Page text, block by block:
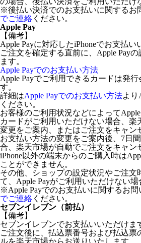
※後払い決済でのお支払いに関するお
でご連絡 ください。
Apple Pay
【備考】
Apple Payに対応したiPhoneでお支払い
ご注文を確定する直前に、Apple Pay
ます。
Apple Payでのお支払い方法
Apple Payでご利用できるカードは発
す。
詳細はApple Payでのお支払い方法より
ください。
お客様のご利用状況などによって
カードがご利用いただけない場合、楽
変更をご案内、またはご注文をキャン
お支払い方法の変更をご案内後、7日
合、楽天市場が自動でご注文をキャン
iPhone以外の端末からのご購入時は
ことができません。
その他、ショップの設定状況やご注文
て、Apple Payがご利用いただけない場
※Apple Payでのお支払いに関するお問
でご連絡 ください。
セブンイレブン（前払）
【備考】
セブンイレブンでお支払いいただけま
ご注文後に、払込票番号および払込票
ルを楽天市場からお送りいたします。